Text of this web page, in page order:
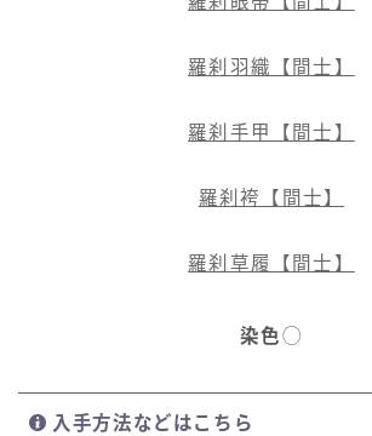
羅刹羽織【間士】
羅刹手甲【間士】
羅刹袴【間士】
羅刹草履【間士】
染色◯
入手方法などはこちら